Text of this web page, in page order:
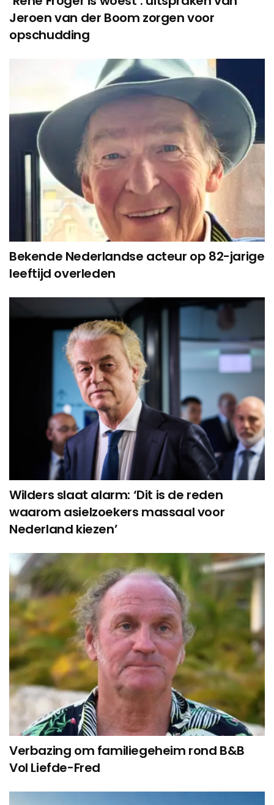
Jeroen van der Boom zorgen voor
opschudding
Bekende Nederlandse acteur op 82-jarige
leeftijd overleden
Wilders slaat alarm: ‘Dit is de reden
waarom asielzoekers massaal voor
Nederland kiezen’
Verbazing om familiegeheim rond B&B
Vol Liefde-Fred